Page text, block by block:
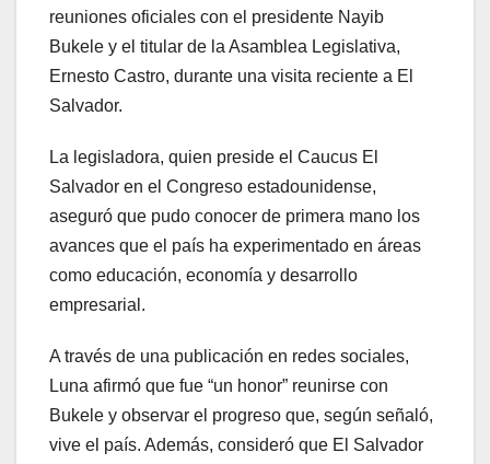
reuniones oficiales con el presidente Nayib
Bukele y el titular de la Asamblea Legislativa,
Ernesto Castro, durante una visita reciente a El
Salvador.
La legisladora, quien preside el Caucus El
Salvador en el Congreso estadounidense,
aseguró que pudo conocer de primera mano los
avances que el país ha experimentado en áreas
como educación, economía y desarrollo
empresarial.
A través de una publicación en redes sociales,
Luna afirmó que fue “un honor” reunirse con
Bukele y observar el progreso que, según señaló,
vive el país. Además, consideró que El Salvador